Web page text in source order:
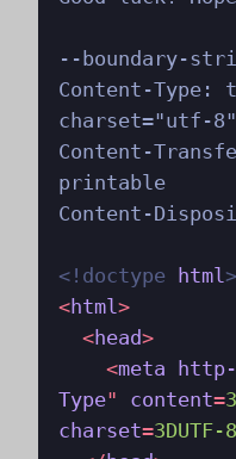
--boundary-
Content-Type:
charset="utf-8"
Content-
printable
Content-
<!doctype html >
<html >
<head>
<meta
Type" content=
charset=3DUTF-8